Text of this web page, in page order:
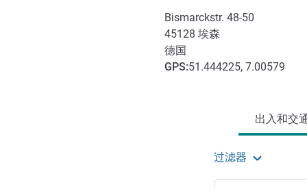
Bismarckstr. 48-50
45128 埃森
德国
GPS:51.444225, 7.00579
出入和交
过滤器